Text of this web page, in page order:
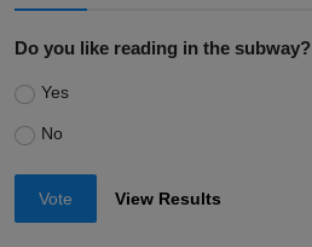
Do you like reading in the subway?
Yes
No
Vote View Results